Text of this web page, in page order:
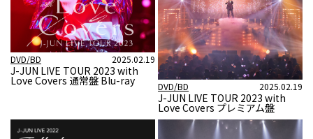
DVD/BD 2025.02.19
J-JUN LIVE TOUR 2023 with
Love Covers 通常盤 Blu-ray DVD/BD 2025.02.19
J-JUN LIVE TOUR 2023 with
Love Covers プレミアム盤